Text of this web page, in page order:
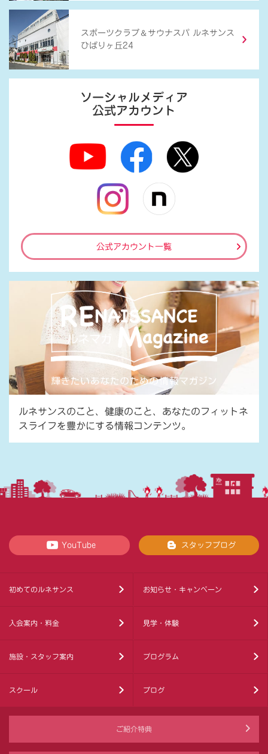
スポーツクラブ ＆ サウナスパ ルネサンス
ひばりヶ丘24
ソーシャルメディア
公式アカウント
公式アカウント一覧
ルネサンスのこと、健康のこと、あなたのフィットネ
スライフを豊かにする情報コンテンツ。
YouTube スタッフブログ
初めてのルネサンス お知らせ・キャンペーン
入会案内・料金 見学・体験
施設・スタッフ案内 プログラム
スクール ブログ
ご紹介特典